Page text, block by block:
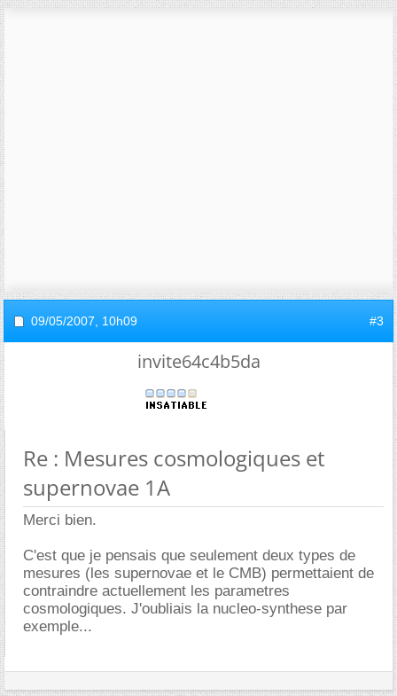
09/05/2007, 10h09 #3
invite64c4b5da
Re : Mesures cosmologiques et
supernovae 1A
Merci bien.
C'est que je pensais que seulement deux types de
mesures (les supernovae et le CMB) permettaient de
contraindre actuellement les parametres
cosmologiques. J'oubliais la nucleo-synthese par
exemple...